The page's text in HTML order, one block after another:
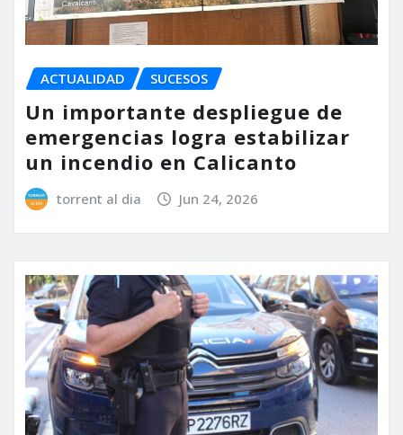
ACTUALIDAD SUCESOS
Un importante despliegue de
emergencias logra estabilizar
un incendio en Calicanto
torrent al dia Jun 24, 2026